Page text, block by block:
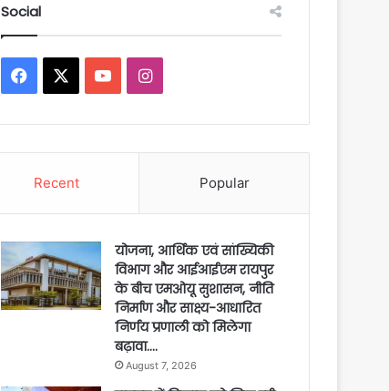
Social
Facebook YouTubeInstagram
Recent Popular
योजना, आर्थिक एवं सांख्यिकी
विभाग और आईआईएम रायपुर
के बीच एमओयू सुशासन, नीति
निर्माण और साक्ष्य-आधारित
निर्णय प्रणाली को मिलेगा
बढ़ावा….
August 7, 2026